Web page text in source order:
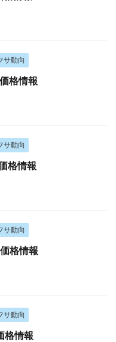
サ動向
格情報
サ動向
格情報
サ動向
格情報
サ動向
格情報